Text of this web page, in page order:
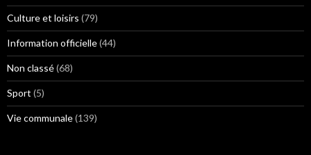
Culture et loisirs (79)
Information officielle(44)
Non classé(68)
Sport (5)
Vie communale(139)